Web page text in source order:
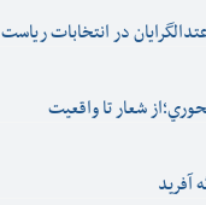
در انتخابات
شعار تا واقعيت
آفريد